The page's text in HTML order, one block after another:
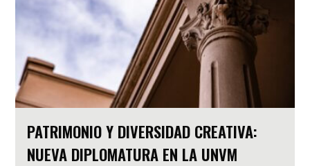
PATRIMONIO Y DIVERSIDAD CREATIVA:
NUEVA DIPLOMATURA EN LA UNVM